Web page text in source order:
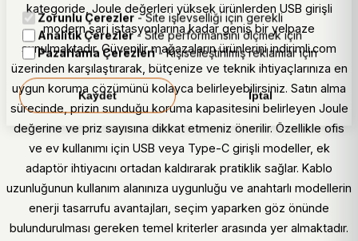
kategoride, Joule değerleri yüksek ürünlerden USB girişli
modern şarj istasyonlarına kadar geniş bir yelpaze
sunulmaktadır. Güvenilir mağazaların ürünlerini indirimli.com
üzerinden karşılaştırarak, bütçenize ve teknik ihtiyaçlarınıza en
uygun koruma çözümünü kolayca belirleyebilirsiniz. Satın alma
sürecinde, prizin sunduğu koruma kapasitesini belirleyen Joule
değerine ve priz sayısına dikkat etmeniz önerilir. Özellikle ofis
ve ev kullanımı için USB veya Type-C girişli modeller, ek
adaptör ihtiyacını ortadan kaldırarak pratiklik sağlar. Kablo
uzunluğunun kullanım alanınıza uygunluğu ve anahtarlı modellerin
enerji tasarrufu avantajları, seçim yaparken göz önünde
bulundurulması gereken temel kriterler arasında yer almaktadır.
Zorunlu Çerezler- Site işlevselliği için gerekli
Analitik Çerezler- Site performansını ölçmek için
Pazarlama Çerezleri- Kişiselleştirilmiş reklamlar için
Kaydet İptal